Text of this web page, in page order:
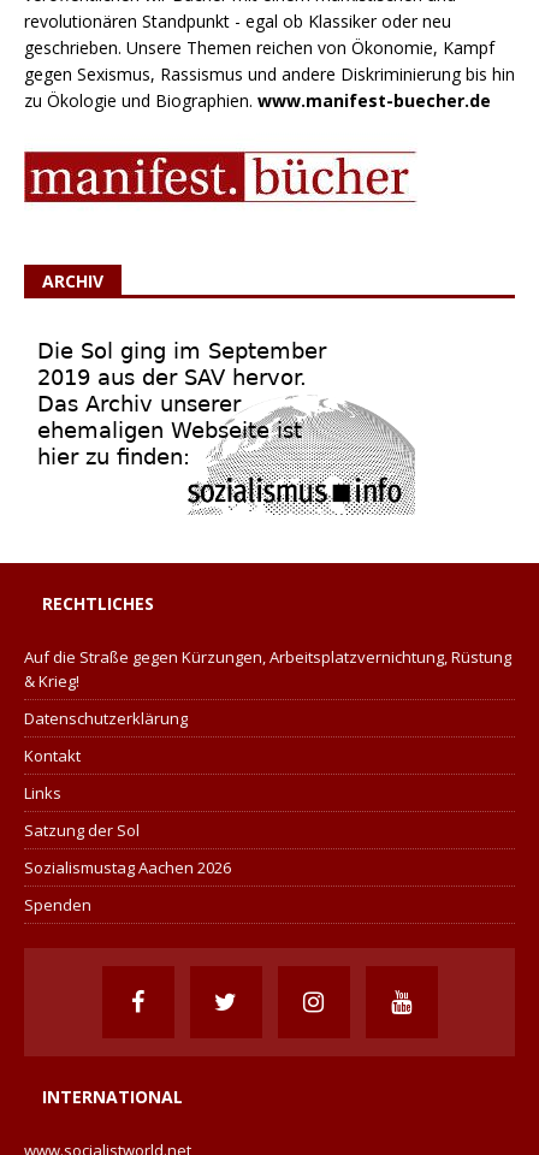
revolutionären Standpunkt - egal ob Klassiker oder neu
geschrieben. Unsere Themen reichen von Ökonomie, Kampf
gegen Sexismus, Rassismus und andere Diskriminierung bis hin
zu Ökologie und Biographien. www.manifest-buecher.de
ARCHIV
RECHTLICHES
Auf die Straße gegen Kürzungen, Arbeitsplatzvernichtung, Rüstung
& Krieg!
Datenschutzerklärung
Kontakt
Links
Satzung der Sol
Sozialismustag Aachen 2026
Spenden
INTERNATIONAL
www.socialistworld.net